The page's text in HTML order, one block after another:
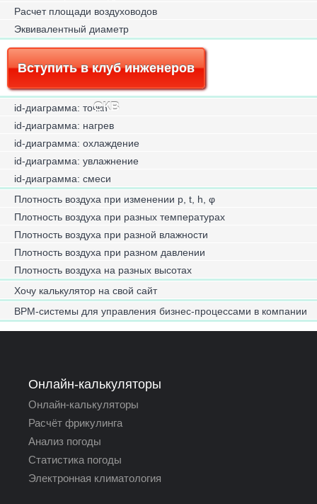
Расчет площади воздуховодов
Эквивалентный диаметр
Вступить в клуб инженеров
СКВ
id-диаграмма: точки
id-диаграмма: нагрев
id-диаграмма: охлаждение
id-диаграмма: увлажнение
id-диаграмма: смеси
Плотность воздуха при изменении p, t, h, φ
Плотность воздуха при разных температурах
Плотность воздуха при разной влажности
Плотность воздуха при разном давлении
Плотность воздуха на разных высотах
Хочу калькулятор на свой сайт
BPM-системы для управления бизнес-процессами в компании
Онлайн-калькуляторы
Онлайн-калькуляторы
Расчёт фрикулинга
Анализ погоды
Статистика погоды
Электронная климатология